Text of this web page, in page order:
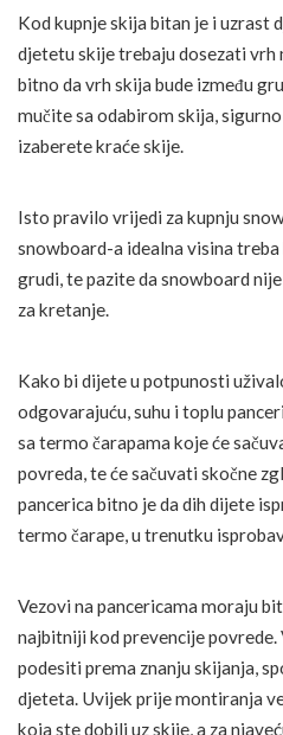
Kod kupnje skija bitan je i uzrast
djetetu skije trebaju dosezati vrh
bitno da vrh skija bude između
mučite sa odabirom skija,
izaberete kraće skije.
Isto pravilo vrijedi za kupnju
snowboard-a idealna visina
grudi, te pazite da snowboard
za kretanje.
Kako bi dijete u potpunosti
odgovarajuću, suhu i toplu
sa termo čarapama koje će
povreda, te će sačuvati skočne
pancerica bitno je da dih dijete
termo čarape, u trenutku
Vezovi na pancericama moraju
najbitniji kod prevencije
podesiti prema znanju skijanja,
djeteta. Uvijek prije montiranja
koja ste dobili uz skije, a za